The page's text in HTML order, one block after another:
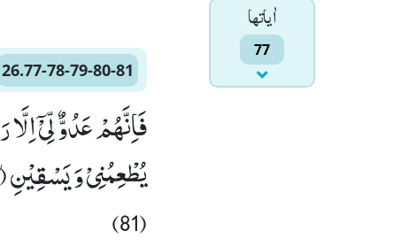
اٰياتها
77
26.77-78-79-80-81
(81)